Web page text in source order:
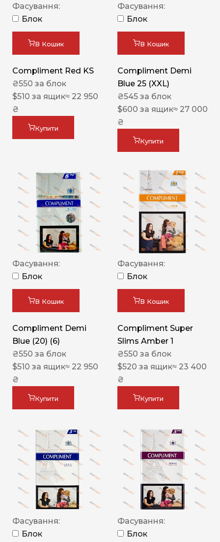
Фасування:
Блок
В Кошик
Compliment Red KS
₴550 за блок
$510 за ящик≈ 22 950
₴
Купити
Фасування:
Блок
В Кошик
Compliment Demi
Blue 25 (XXL)
₴545 за блок
$600 за ящик≈ 27 000
₴
Купити
Фасування:
Блок
В Кошик
Compliment Demi
Blue (20) (6)
₴550 за блок
$510 за ящик≈ 22 950
₴
Купити
Фасування:
Блок
В Кошик
Compliment Super
Slims Amber 1
₴550 за блок
$520 за ящик≈ 23 400
₴
Купити
Фасування:
Блок
Фасування:
Блок